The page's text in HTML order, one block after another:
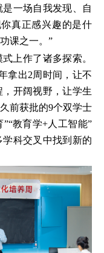
一场自我发现、自
真正感兴趣的是什
课之一。”
上作了诸多探索。
拿出2周时间，让不
开阔视野，让学生
前获批的9个双学士
教育学+人工智能”
科交叉中找到新的